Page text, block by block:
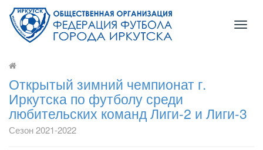
Открытый зимний чемпионат г.
Иркутска по футболу среди
любительских команд Лиги-2 и Лиги-3
Сезон 2021-2022